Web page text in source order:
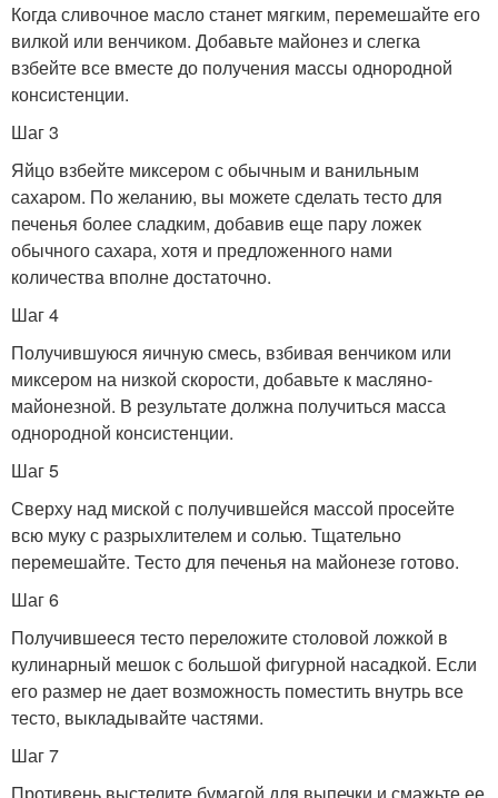
Когда сливочное масло станет мягким, перемешайте его
вилкой или венчиком. Добавьте майонез и слегка
взбейте все вместе до получения массы однородной
консистенции.
Шаг 3
Яйцо взбейте миксером с обычным и ванильным
сахаром. По желанию, вы можете сделать тесто для
печенья более сладким, добавив еще пару ложек
обычного сахара, хотя и предложенного нами
количества вполне достаточно.
Шаг 4
Получившуюся яичную смесь, взбивая венчиком или
миксером на низкой скорости, добавьте к масляно-
майонезной. В результате должна получиться масса
однородной консистенции.
Шаг 5
Сверху над миской с получившейся массой просейте
всю муку с разрыхлителем и солью. Тщательно
перемешайте. Тесто для печенья на майонезе готово.
Шаг 6
Получившееся тесто переложите столовой ложкой в
кулинарный мешок с большой фигурной насадкой. Если
его размер не дает возможность поместить внутрь все
тесто, выкладывайте частями.
Шаг 7